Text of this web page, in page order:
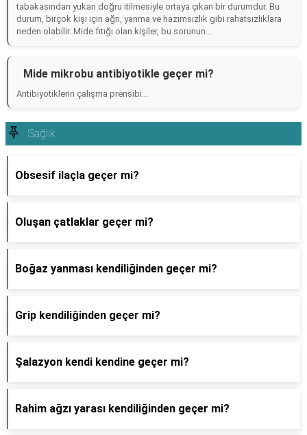
tabakasından yukarı doğru itilmesiyle ortaya çıkan bir durumdur. Bu
durum, birçok kişi için ağrı, yanma ve hazımsızlık gibi rahatsızlıklara
neden olabilir. Mide fıtığı olan kişiler, bu sorunun...
Mide mikrobu antibiyotikle geçer mi?
Antibiyotiklerin çalışma prensibi...
Sağlık
Obsesif ilaçla geçer mi?
Oluşan çatlaklar geçer mi?
Boğaz yanması kendiliğinden geçer mi?
Grip kendiliğinden geçer mi?
Şalazyon kendi kendine geçer mi?
Rahim ağzı yarası kendiliğinden geçer mi?